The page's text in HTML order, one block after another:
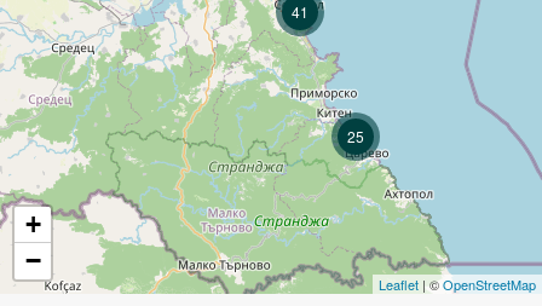
25
41
+
−
Leaflet | ©OpenStreetMap